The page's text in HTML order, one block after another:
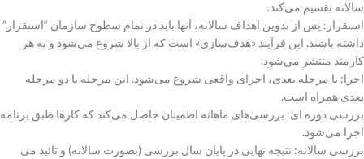
سالانه تقسیم می‌کند.
استقرار: پس از تدوین اهداف سالانه، آنها باید در تمام سطوح سازمان “استقرار”
داشته باشند. این فرآیند «هدف‌سازی» است که از بالا شروع می‌شود و به هر
کارمند منتشر می‌شود.
اجرا: با مرحله بعدی، اجرای واقعی شروع می‌شود. این مرحله با دو مرحله
بعدی همراه است.
بررسی دوره ای: بررسی‌های ماهانه اطمینان حاصل می‌کند که کارها طبق برنامه
اجرا می‌شود.
بررسی سالانه: نتیجه نهایی در پایان سال بررسی (بصورت سالانه) و تائید می